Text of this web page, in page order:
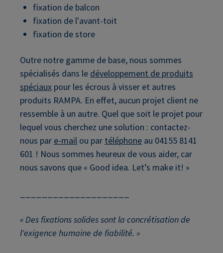
fixation de balcon
fixation de l'avant-toit
fixation de store
Outre notre gamme de base, nous sommes
spécialisés dans le développement de produits
spéciaux pour les écrous à visser et autres
produits RAMPA. En effet, aucun projet client ne
ressemble à un autre. Quel que soit le projet pour
lequel vous cherchez une solution : contactez-
nous par e-mail ou par téléphone au 04155 8141
601 ! Nous sommes heureux de vous aider, car
nous savons que « Good idea. Let’s make it! »
« Des fixations solides sont la concrétisation de
l'exigence humaine de fiabilité. »